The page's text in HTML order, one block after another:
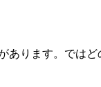
ります。では